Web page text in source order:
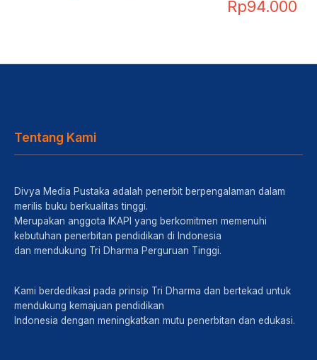
Rp94.000
Tentang Kami
Divya Media Pustaka adalah penerbit berpengalaman dalam
merilis buku berkualitas tinggi.
Merupakan anggota IKAPI yang berkomitmen memenuhi
kebutuhan penerbitan pendidikan di Indonesia
dan mendukung Tri Dharma Perguruan Tinggi.
Kami berdedikasi pada prinsip Tri Dharma dan bertekad untuk
mendukung kemajuan pendidikan
Indonesia dengan meningkatkan mutu penerbitan dan edukasi.